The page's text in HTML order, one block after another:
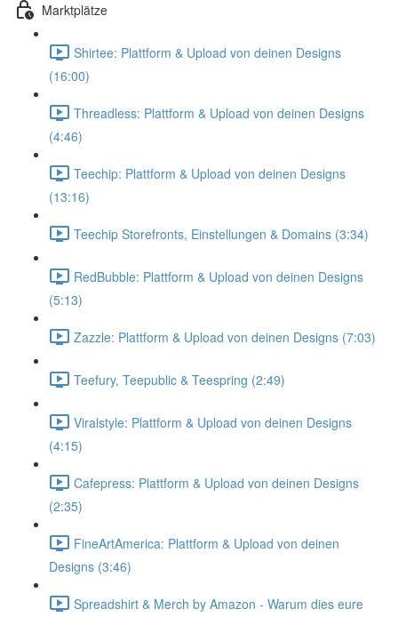
Marktplätze
Shirtee: Plattform & Upload von deinen Designs
(16:00)
Threadless: Plattform & Upload von deinen Designs
(4:46)
Teechip: Plattform & Upload von deinen Designs
(13:16)
Teechip Storefronts, Einstellungen & Domains (3:34)
RedBubble: Plattform & Upload von deinen Designs
(5:13)
Zazzle: Plattform & Upload von deinen Designs (7:03)
Teefury, Teepublic & Teespring (2:49)
Viralstyle: Plattform & Upload von deinen Designs
(4:15)
Cafepress: Plattform & Upload von deinen Designs
(2:35)
FineArtAmerica: Plattform & Upload von deinen
Designs (3:46)
Spreadshirt & Merch by Amazon - Warum dies eure